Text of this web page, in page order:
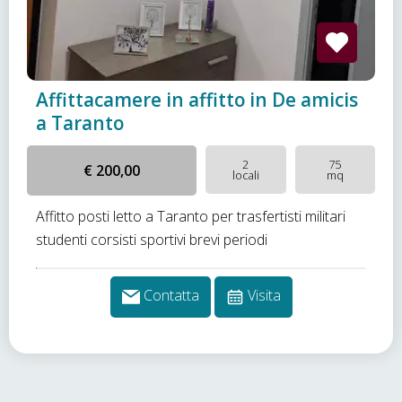
Affittacamere in affitto in De amicis
a Taranto
€ 200,00 2
locali
75
mq
Affitto posti letto a Taranto per trasfertisti militari
studenti corsisti sportivi brevi periodi
Contatta Visita